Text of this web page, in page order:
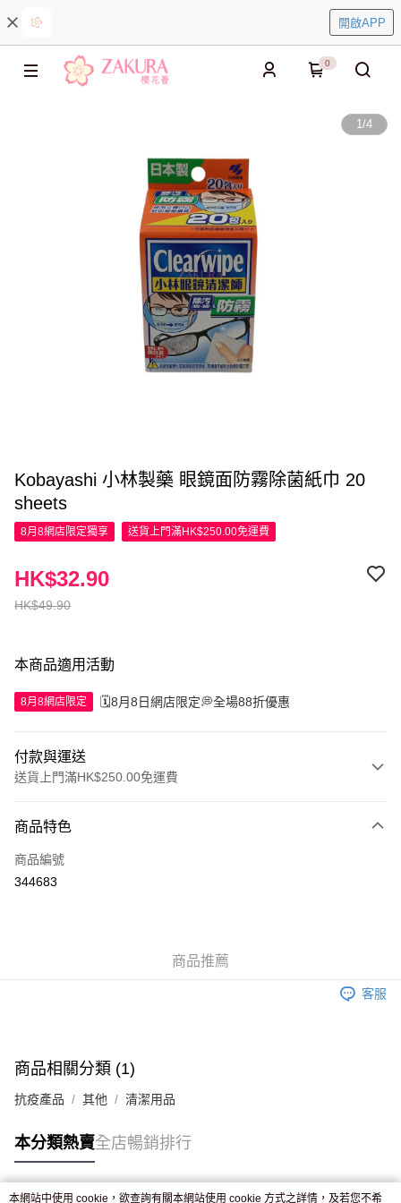
開啟APP
0
1/4
Kobayashi 小林製藥 眼鏡面防霧除菌紙巾 20
sheets
8月8網店限定獨享 送貨上門滿HK$250.00免運費
HK$49.90
HK$32.90
本商品適用活動
8月8網店限定 🗓️8月8日網店限定💭全場88折優惠
付款與運送
送貨上門滿HK$250.00免運費
信用卡
Apple Pay
付款後門市自取，訂單確認後2-4個工作天到店，7天內取。逾期後
商品特色
商品編號
344683
商品推薦
客服
商品相關分類 (1)
抗疫產品 其他 清潔用品
本分類熱賣全店暢銷排行
本網站中使用 cookie，欲查詢有關本網站使用 cookie 方式之詳情，及若您不希